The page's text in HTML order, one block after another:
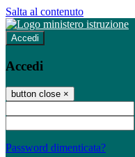
Salta al contenuto
Accedi
Accedi
button close ×
Password dimenticata?